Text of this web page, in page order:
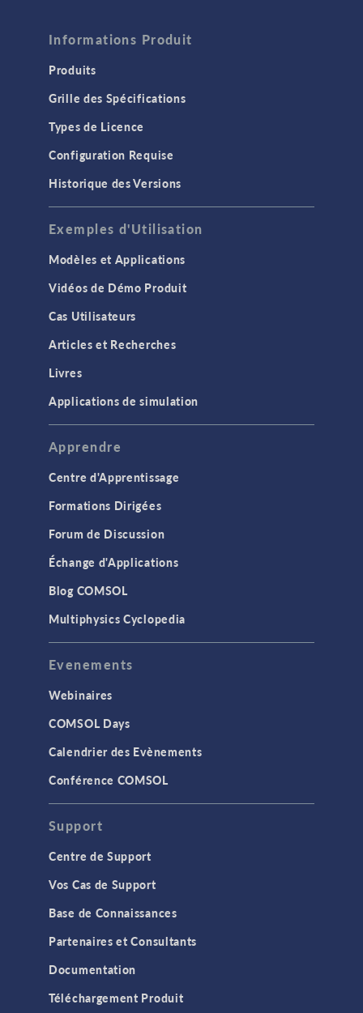
Informations Produit
Produits
Grille des Spécifications
Types de Licence
Configuration Requise
Historique des Versions
Exemples d'Utilisation
Modèles et Applications
Vidéos de Démo Produit
Cas Utilisateurs
Articles et Recherches
Livres
Applications de simulation
Apprendre
Centre d'Apprentissage
Formations Dirigées
Forum de Discussion
Échange d'Applications
Blog COMSOL
Multiphysics Cyclopedia
Evenements
Webinaires
COMSOL Days
Calendrier des Evènements
Conférence COMSOL
Support
Centre de Support
Vos Cas de Support
Base de Connaissances
Partenaires et Consultants
Documentation
Téléchargement Produit